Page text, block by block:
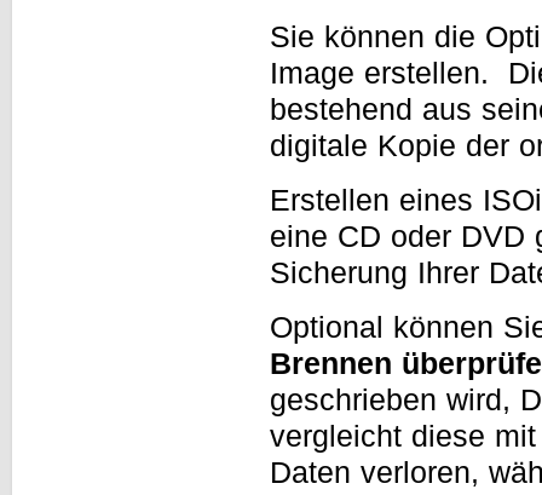
Sie können die
Image erstellen.
bestehend aus
digitale Kopie der
Erstellen eines
eine CD oder DVD
Sicherung Ihrer
Optional können
Brennen
geschrieben wird,
vergleicht diese
Daten verloren,